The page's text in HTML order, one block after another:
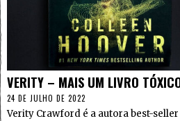
VERITY – MAIS UM LIVRO
24 DE JULHO DE 2022
Verity Crawford é a autora best-